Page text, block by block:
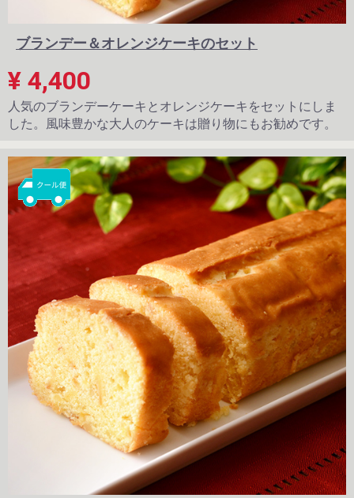
ブランデー＆オレンジケーキのセット
¥ 4,400
人気のブランデーケーキとオレンジケーキをセットにしま
した。風味豊かな大人のケーキは贈り物にもお勧めです。